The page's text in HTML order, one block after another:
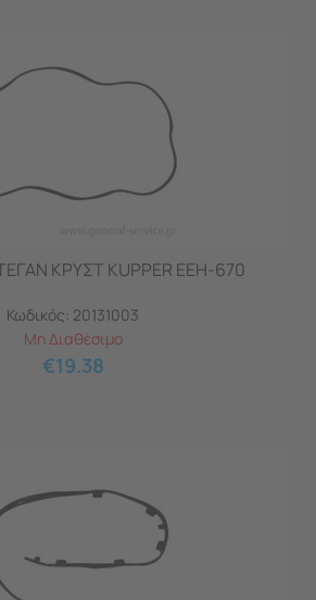
ΚΡΥΣΤ KUPPER EEH-670
Κωδικός: 20131003
Μη Διαθέσιμο
€19.38